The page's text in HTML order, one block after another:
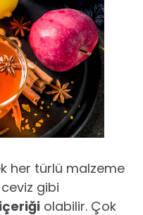
her türlü malzeme
gibi
içeriği olabilir. Çok